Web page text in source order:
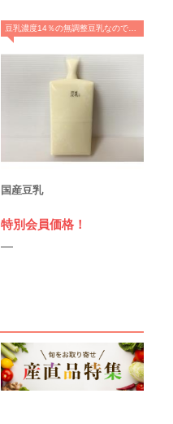
国産豆乳
特別会員価格！